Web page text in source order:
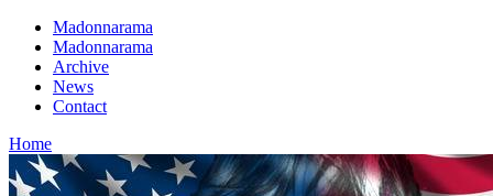
Madonnarama
Madonnarama
Archive
News
Contact
Home